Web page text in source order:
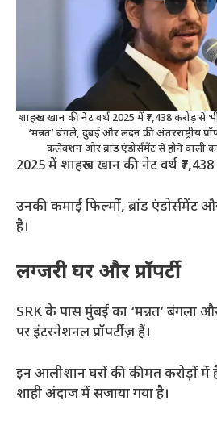
शाहरुख खान की नेट वर्थ 2025 में ₹7,438 करोड़ से
‘मन्नत’ बंगले, दुबई और लंदन की अंतरराष्ट्रीय
कलेक्शन और ब्रांड एंडोर्समेंट से होने वाली
2025 में शाहरुख खान की नेट वर्थ
उनकी कमाई फिल्मों, ब्रांड एंडोर्समेंट
है।
लग्जरी घर और प्रॉपर्टी
SRK के पास मुंबई का ‘मन्नत’ बंगला
पर इंटरनेशनल प्रॉपर्टीज़ हैं।
इन आलीशान घरों की कीमत करोड़ों में
शाही अंदाज में सजाया गया है।